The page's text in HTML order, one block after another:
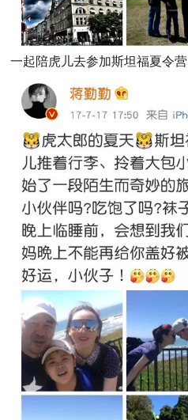
一起陪虎儿去参加斯坦福夏令营